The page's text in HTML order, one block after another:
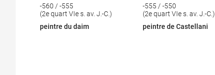
-560 / -555
(2e quart VIe s. av. J.-C.)
peintre du daim
-555 / -550
(2e quart VIe s. av. J.-C.)
peintre de Castellani